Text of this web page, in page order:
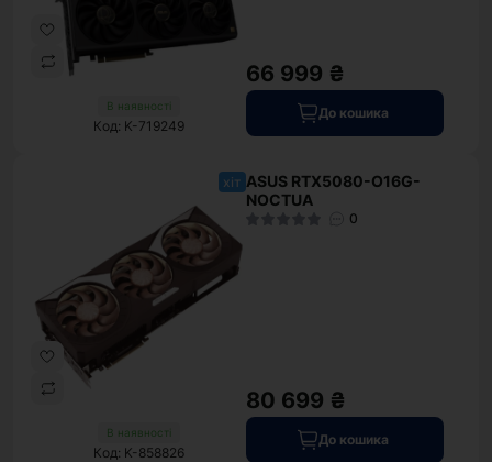
В наявності
Код: K-719249
66 999 ₴
До кошика
хіт
В наявності
Код: K-858826
ASUS RTX5080-O16G-
NOCTUA
0
80 699 ₴
До кошика